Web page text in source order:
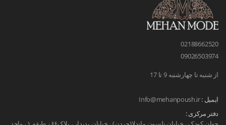
02188662520
09026503974
از شنبه تا چهارشنبه 9 تا 17
ایمیل :Info@mehanpoush.ir
دفتر مرکزی :